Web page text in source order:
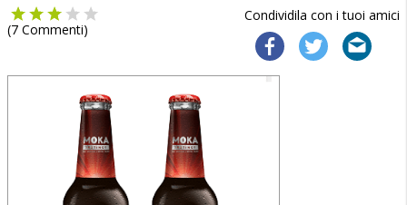
Condividila con i tuoi amici
(7 Commenti)